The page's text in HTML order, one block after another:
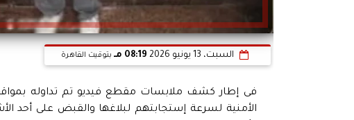
السبت، 13 يونيو 2026 08:19 مـ بتوقيت القاهرة
فى إطار كشف ملابسات مقطع فيديو تم تداوله
الأمنية لسرعة إستجابتهم لبلاغها والقبض على أحد